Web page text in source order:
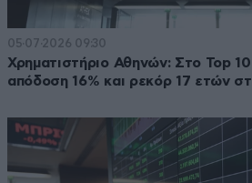
05·07·2026 09:30
Χρηματιστήριο Αθηνών: Στο Top
απόδοση 16% και ρεκόρ 17 ετών